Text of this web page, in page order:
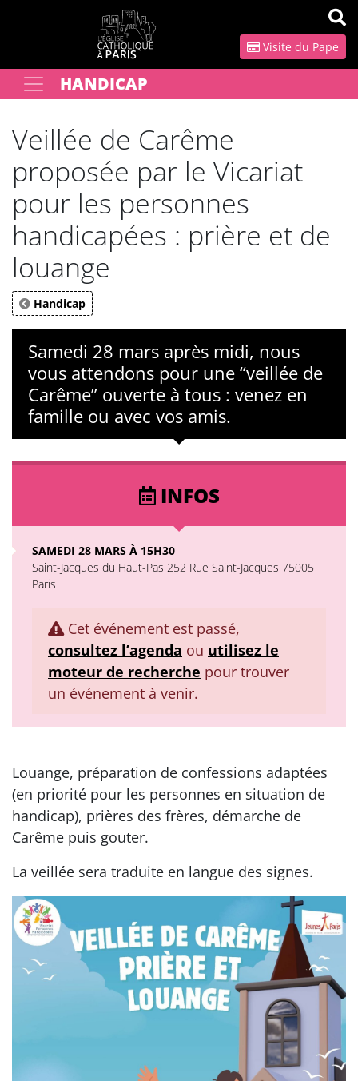
Visite du Pape
Votre rechercheHANDICAP
Veillée de Carême
proposée par le Vicariat
pour les personnes
handicapées : prière et de
louange
Handicap
Samedi 28 mars après midi, nous
vous attendons pour une “veillée de
Carême” ouverte à tous : venez en
famille ou avec vos amis.
INFOS
SAMEDI 28 MARS À 15H30
Saint-Jacques du Haut-Pas 252 Rue Saint-Jacques 75005
Paris
Cet événement est passé,
consultez l’agenda ou utilisez le
moteur de recherche pour trouver
un événement à venir.
Louange, préparation de confessions adaptées
(en priorité pour les personnes en situation de
handicap), prières des frères, démarche de
Carême puis gouter.
La veillée sera traduite en langue des signes.
Panneau de gestion des cookies